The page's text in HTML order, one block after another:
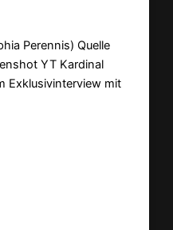
Perennis) Quelle
YT Kardinal
Exklusivinterview mit